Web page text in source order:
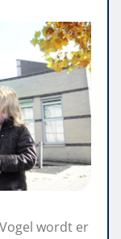
wordt er